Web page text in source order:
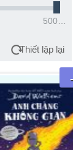
500000đ
Thiết lập lại
-